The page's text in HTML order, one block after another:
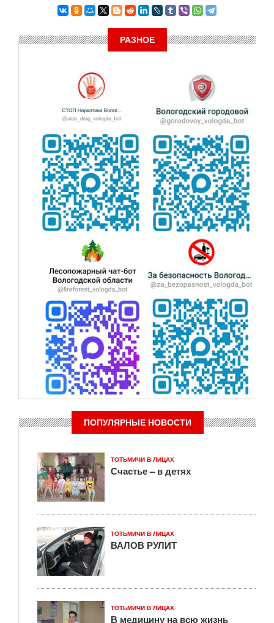
РАЗНОЕ
ПОПУЛЯРНЫЕ НОВОСТИ
ТОТЬМИЧИ В ЛИЦАХ
Счастье – в детях
ТОТЬМИЧИ В ЛИЦАХ
ВАЛОВ РУЛИТ
ТОТЬМИЧИ В ЛИЦАХ
В медицину на всю жизнь